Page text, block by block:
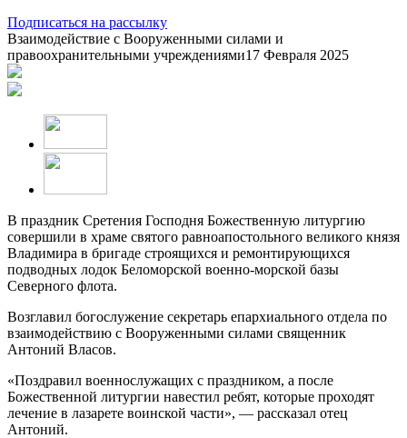
Подписаться на рассылку
Взаимодействие с Вооруженными силами и
правоохранительными учреждениями17 Февраля 2025
В праздник Сретения Господня Божественную литургию
совершили в храме святого равноапостольного великого князя
Владимира в бригаде строящихся и ремонтирующихся
подводных лодок Беломорской военно-морской базы
Северного флота.
Возглавил богослужение секретарь епархиального отдела по
взаимодействию с Вооруженными силами священник
Антоний Власов.
«Поздравил военнослужащих с праздником, а после
Божественной литургии навестил ребят, которые проходят
лечение в лазарете воинской части», — рассказал отец
Антоний.